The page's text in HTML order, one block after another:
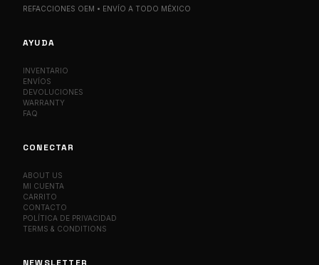
REFACCIONES OEM • ENVÍO A TODO MÉXICO
AYUDA
INVENTARIO
ENVÍOS
DEVOLUCIONES
WARRANTY
FAQ
CONECTAR
ABOUT US
MI CUENTA
CARRITO
CONTACTO
POLÍTICA DE PRIVACIDAD
TERMS & CONDITIONS